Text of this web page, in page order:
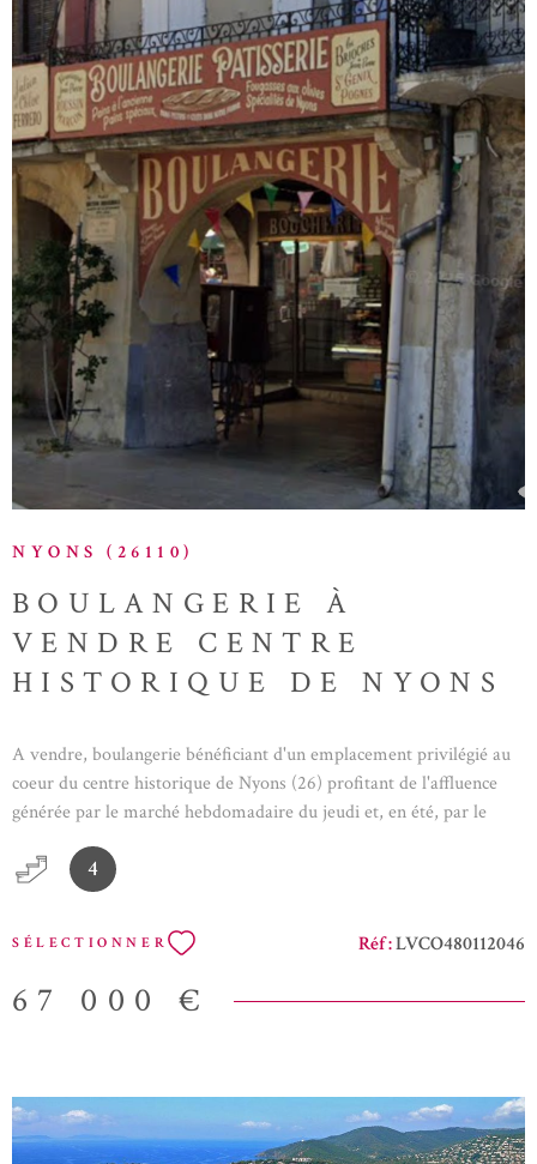
immatriculé au registre spécial des agents commerciaux (rsac) du
tribunal de commerce de Bobigny sous le numéro 511047870.
Honoraires agence charge vendeur. Les informations sur les risques
auxquels ce bien est exposé sont disponibles sur le site Géorisques
Annonce proposée par un agent commercial
NYONS (26110)
BOULANGERIE À
VENDRE CENTRE
HISTORIQUE DE NYONS
A vendre, boulangerie bénéficiant d'un emplacement privilégié au
coeur du centre historique de Nyons (26) profitant de l'affluence
générée par le marché hebdomadaire du jeudi et, en été, par le
marché provençal du dimanche. Le local commercial offre une
superficie d'environ 37m² dispose de deux entrées et est complété
par un fournil en sous-sol équipé d'un four à gaz à six bouches,
d'une façonneuse, d'un pétrin, d'un mélangeur ainsi que d'un four à
pâtisserie. A l'étage, plusieurs pièces de stockage ainsi qu'une salle
d'eau. Le loyer est attractif. Vente pour cause de départ à la
retraite.
4
SÉLECTIONNER Réf :LVCO480112046
67 000 €
VOIR LE BIEN